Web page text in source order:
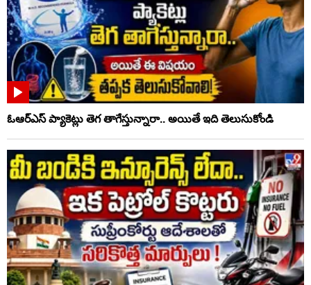
ఓఆర్‌ఎస్‌ ప్యాకెట్లు తెగ తాగేస్తున్నారా.. అయితే ఇది తెలుసుకోండి